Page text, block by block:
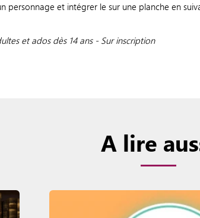
personnage et intégrer le sur une planche en
et ados dès 14 ans - Sur inscription
A lire